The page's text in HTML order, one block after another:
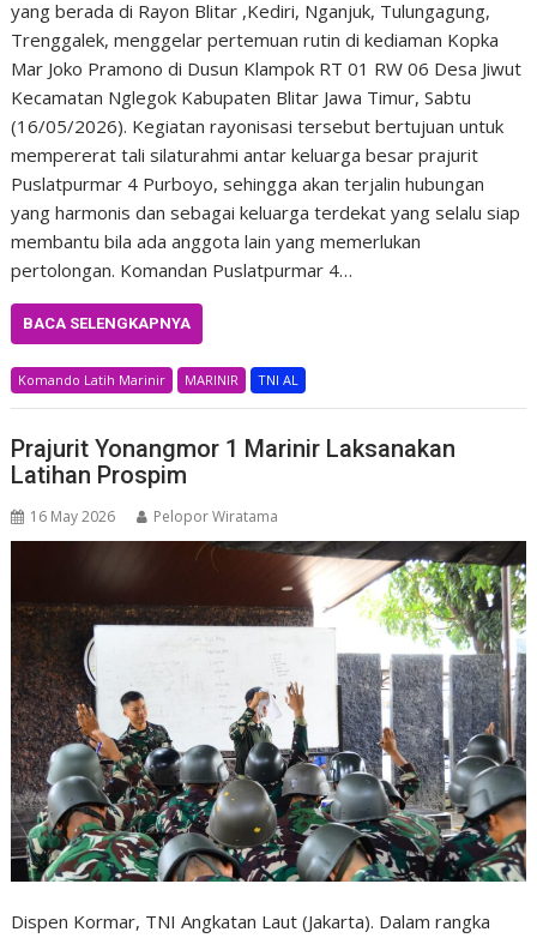
yang berada di Rayon Blitar ,Kediri, Nganjuk, Tulungagung,
Trenggalek, menggelar pertemuan rutin di kediaman Kopka
Mar Joko Pramono di Dusun Klampok RT 01 RW 06 Desa Jiwut
Kecamatan Nglegok Kabupaten Blitar Jawa Timur, Sabtu
(16/05/2026). Kegiatan rayonisasi tersebut bertujuan untuk
mempererat tali silaturahmi antar keluarga besar prajurit
Puslatpurmar 4 Purboyo, sehingga akan terjalin hubungan
yang harmonis dan sebagai keluarga terdekat yang selalu siap
membantu bila ada anggota lain yang memerlukan
pertolongan. Komandan Puslatpurmar 4…
BACA SELENGKAPNYA
Komando Latih Marinir MARINIR TNI AL
Prajurit Yonangmor 1 Marinir Laksanakan
Latihan Prospim
16 May 2026 Pelopor Wiratama
Dispen Kormar, TNI Angkatan Laut (Jakarta). Dalam rangka